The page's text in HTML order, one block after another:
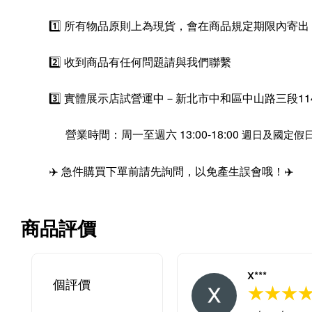
1️⃣ 所有物品原則上為現貨，會在商品規定期限內寄出
2️⃣ 收到商品有任何問題請與我們聯繫
3️⃣ 實體展示店試營運中－新北市中和區中山路三段
營業時間：周一至週六 13:00-18:00 週日及國定假
✈️ 急件購買下單前請先詢問，以免產生誤會哦！✈️
商品評價
個評價
X***